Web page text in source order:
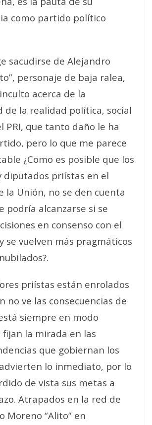
como partido político
sacudirse de Alejandro
personaje de baja ralea,
acerca de la
de la realidad política, social
PRI, que tanto daño le ha
pero lo que me parece
¿Como es posible que los
diputados priístas en el
la Unión, no se den cuenta
podría alcanzarse si se
en consenso con el
se vuelven más pragmáticos
priístas están enrolados
no ve las consecuencias de
siempre en modo
fijan la mirada en las
que gobiernan los
lo inmediato, por lo
de vista sus metas a
Atrapados en la red de
Moreno “Alito” en